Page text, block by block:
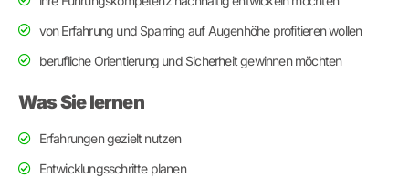
von Erfahrung und Sparring auf Augenhöhe profitieren wollen
berufliche Orientierung und Sicherheit gewinnen möchten
Was Sie lernen
Erfahrungen gezielt nutzen
Entwicklungsschritte planen